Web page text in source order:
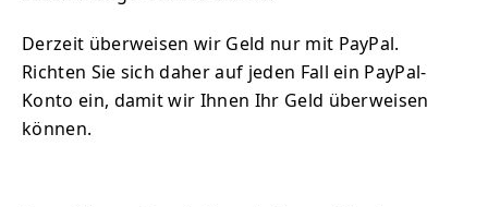
Derzeit überweisen wir Geld nur mit PayPal.
Richten Sie sich daher auf jeden Fall ein PayPal-
Konto ein, damit wir Ihnen Ihr Geld überweisen
können.